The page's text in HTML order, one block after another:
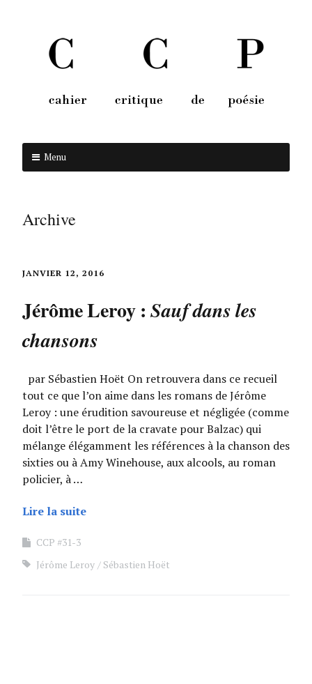
Menu
Archive
JANVIER 12, 2016
Jérôme Leroy : Sauf dans les
chansons
par Sébastien Hoët On retrouvera dans ce recueil
tout ce que l’on aime dans les romans de Jérôme
Leroy : une érudition savoureuse et négligée (comme
doit l’être le port de la cravate pour Balzac) qui
mélange élégamment les références à la chanson des
sixties ou à Amy Winehouse, aux alcools, au roman
policier, à …
Lire la suite
CCP #31-3
Jérôme Leroy
Sébastien Hoët